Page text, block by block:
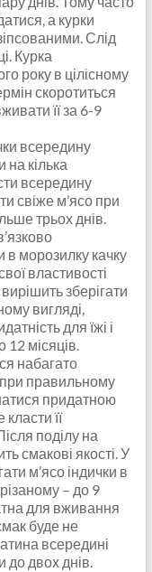
а курки
Слід
Курка
року в цілісному
скоротиться
її за 6-9
всередину
на кілька
всередину
свіже м’ясо при
трьох днів.
морозилку качку
властивості
зберігати
вигляді,
для їжі і
12 місяців.
набагато
правильному
придатною
її
поділу на
смакові якості. У
м’ясо індички в
– до 9
для вживання
буде не
всередині
двох днів.